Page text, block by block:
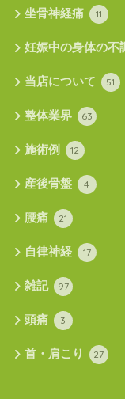
坐骨神経痛 11
妊娠中の身体の不
当店について 51
整体業界 63
施術例 12
産後骨盤 4
腰痛 21
自律神経 17
雑記 97
頭痛 3
首・肩こり 27